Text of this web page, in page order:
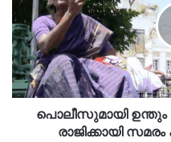
പൊലീസുമായി ഉന്തും
രാജിക്കായി